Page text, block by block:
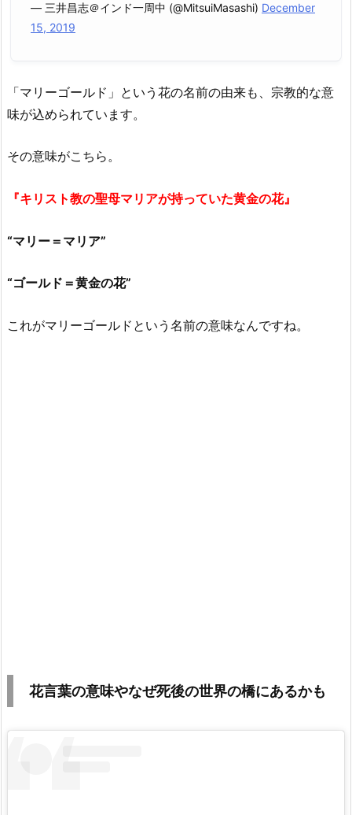
— 三井昌志＠インド一周中 (@MitsuiMasashi) December
15, 2019
「マリーゴールド」という花の名前の由来も、宗教的な意
味が込められています。
その意味がこちら。
『キリスト教の聖母マリアが持っていた黄金の花』
“マリー＝マリア”
“ゴールド＝黄金の花”
これがマリーゴールドという名前の意味なんですね。
花言葉の意味やなぜ死後の世界の橋にあるかも